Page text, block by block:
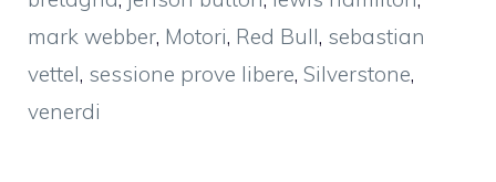
mark webber, Motori, Red Bull, sebastian
vettel, sessione prove libere, Silverstone,
venerdi